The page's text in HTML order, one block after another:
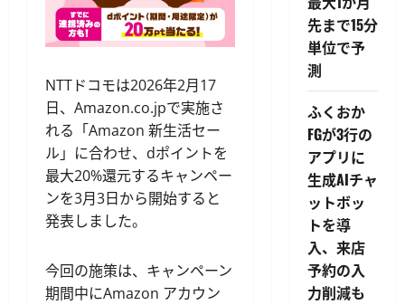
NTTドコモは2026年2月17
日、Amazon.co.jpで実施さ
れる「Amazon 新生活セー
ル」に合わせ、dポイントを
最大20%還元するキャンペー
ンを3月3日から開始すると
発表しました。
今回の施策は、キャンペーン
期間中にAmazon アカウン
先まで15分
単位で予
測
ふくおか
FGが3行の
アプリに
生成AIチャ
ットボッ
トを導
入、来店
予約の入
力削減も